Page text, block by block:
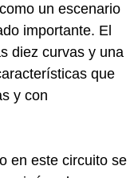
un escenario
importante. El
diez curvas y una
que
y con
en este circuito se